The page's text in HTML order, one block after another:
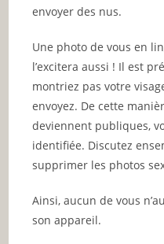
envoyer des nus.
Une photo de vous en
l’excitera aussi ! Il est
montriez pas votre
envoyez. De cette
deviennent publiques,
identifiée. Discutez
supprimer les photos
Ainsi, aucun de vous
son appareil.